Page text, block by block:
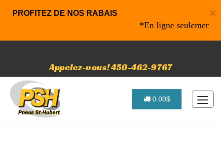
×
PROFITEZ DE NOS RABAIS
*En ligne seulement*
Appelez-nous! 450-462-9767
0.00$